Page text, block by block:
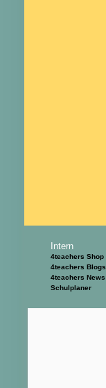
Intern
4teachers Shop
4teachers Blogs
4teachers News
Schulplaner